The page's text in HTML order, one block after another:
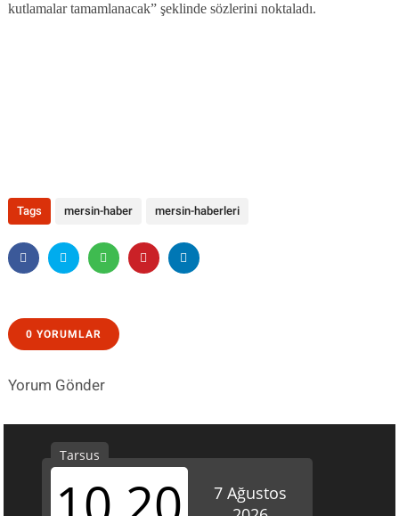
kutlamalar tamamlanacak” şeklinde sözlerini noktaladı.
Tags mersin-haber mersin-haberleri
0 YORUMLAR
Yorum Gönder